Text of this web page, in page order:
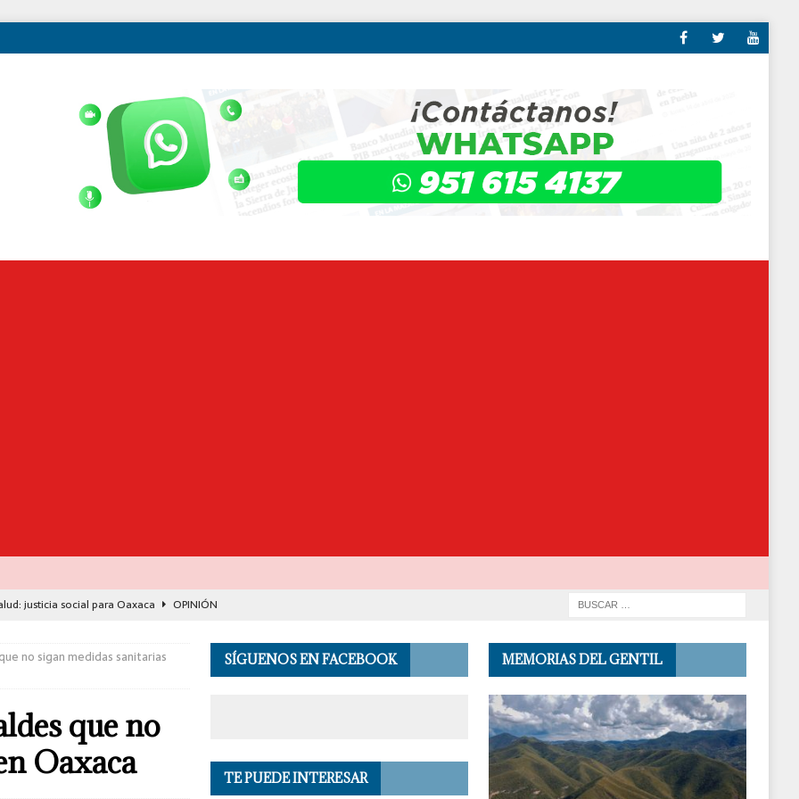
justicia social para Oaxaca
OPINIÓN
cuatro centros clandestinos de procesamiento de combustible
la inclusión y acompaña proyectos estratégicos para el desarrollo
de Seguridad se suma a investigación por asesinato en vivo del influencer
no sigan medidas sanitarias
que no
Oaxaca
SÍGUENOS EN FACEBOOK
TE PUEDE INTERESAR
MEMORIAS DEL GENTIL